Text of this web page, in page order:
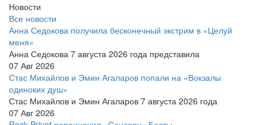
Новости
Все новости
Анна Седокова получила бесконечный экстрим в «Целуй
меня»
Анна Седокова 7 августа 2026 года представила
07 Авг 2026
Стас Михайлов и Эмин Агаларов попали на «Вокзалы
одиноких душ»
Стас Михайлов и Эмин Агаларов 7 августа 2026 года
07 Авг 2026